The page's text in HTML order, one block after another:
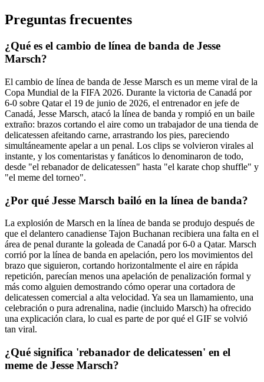
Preguntas frecuentes
¿Qué es el cambio de línea de banda de Jesse
Marsch?
El cambio de línea de banda de Jesse Marsch es un meme viral de la
Copa Mundial de la FIFA 2026. Durante la victoria de Canadá por
6-0 sobre Qatar el 19 de junio de 2026, el entrenador en jefe de
Canadá, Jesse Marsch, atacó la línea de banda y rompió en un baile
extraño: brazos cortando el aire como un trabajador de una tienda de
delicatessen afeitando carne, arrastrando los pies, pareciendo
simultáneamente apelar a un penal. Los clips se volvieron virales al
instante, y los comentaristas y fanáticos lo denominaron de todo,
desde "el rebanador de delicatessen" hasta "el karate chop shuffle" y
"el meme del torneo".
¿Por qué Jesse Marsch bailó en la línea de banda?
La explosión de Marsch en la línea de banda se produjo después de
que el delantero canadiense Tajon Buchanan recibiera una falta en el
área de penal durante la goleada de Canadá por 6-0 a Qatar. Marsch
corrió por la línea de banda en apelación, pero los movimientos del
brazo que siguieron, cortando horizontalmente el aire en rápida
repetición, parecían menos una apelación de penalización formal y
más como alguien demostrando cómo operar una cortadora de
delicatessen comercial a alta velocidad. Ya sea un llamamiento, una
celebración o pura adrenalina, nadie (incluido Marsch) ha ofrecido
una explicación clara, lo cual es parte de por qué el GIF se volvió
tan viral.
¿Qué significa 'rebanador de delicatessen' en el
meme de Jesse Marsch?